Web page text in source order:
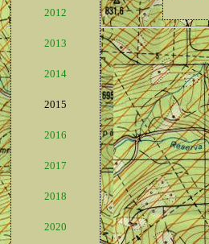
2012
2013
2014
2015
2016
2017
2018
2020